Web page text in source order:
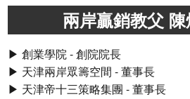
兩岸贏銷教父
▶ 創業學院 - 創院院長
▶ 天津兩岸眾籌空間 - 董事長
▶ 天津帝十三策略集團 - 董事長